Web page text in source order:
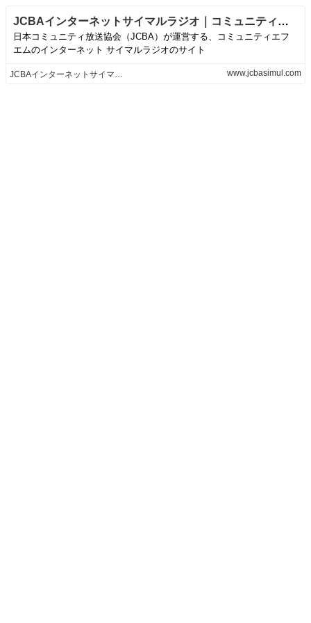
JCBAインターネットサイマルラジオ｜コミュニティエフエムのポータルサイト
日本コミュニティ放送協会（JCBA）が運営する、コミュニティエフ
エムのインターネット サイマルラジオのサイト
JCBAインターネットサイマルラジオ｜コミュニティエフエムのポータルサイト www.jcbasimul.com